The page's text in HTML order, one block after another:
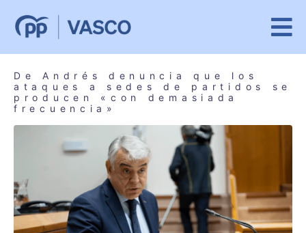
De Andrés denuncia que los
ataques a sedes de partidos se
producen «con demasiada
frecuencia»